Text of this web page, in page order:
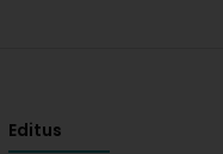
Editus